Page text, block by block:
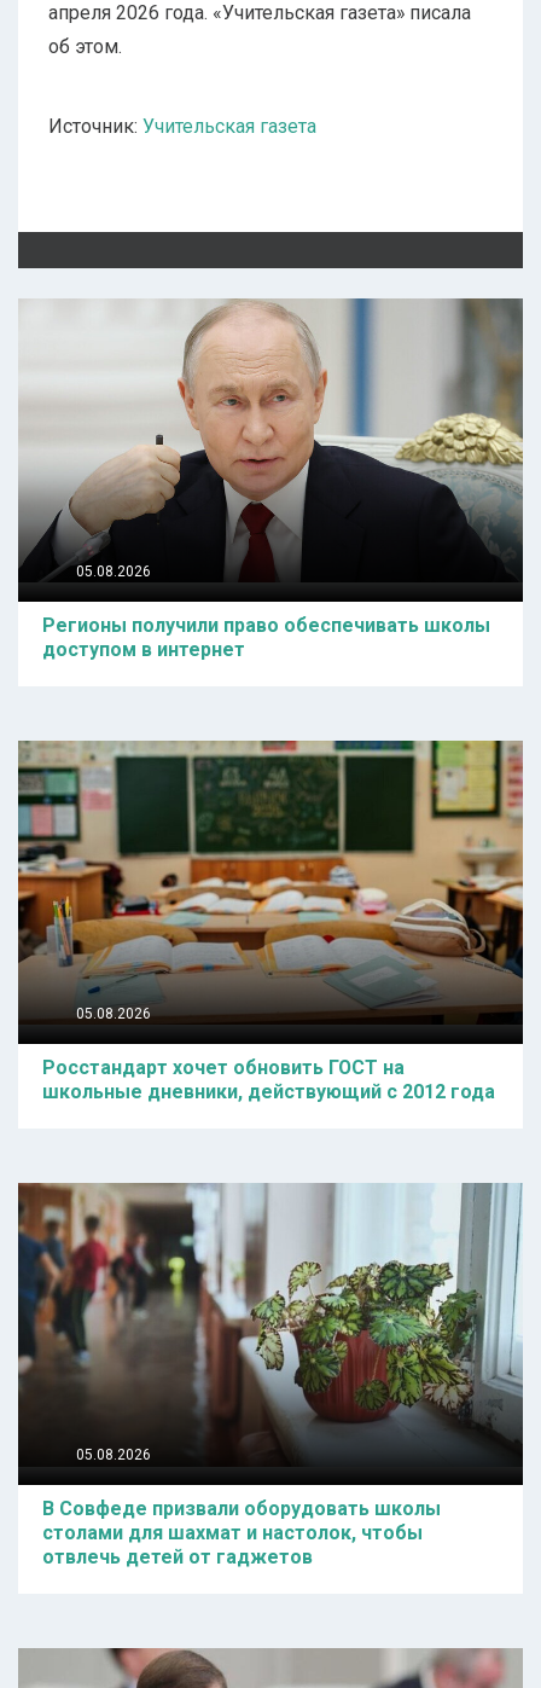
апреля 2026 года. «Учительская газета» писала
об этом.
Источник: Учительская газета
05.08.2026
Регионы получили право обеспечивать школы
доступом в интернет
05.08.2026
Росстандарт хочет обновить ГОСТ на
школьные дневники, действующий с 2012 года
05.08.2026
В Совфеде призвали оборудовать школы
столами для шахмат и настолок, чтобы
отвлечь детей от гаджетов